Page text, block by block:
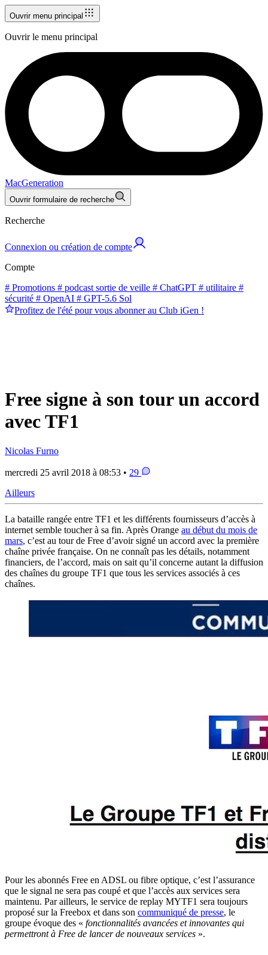
Ouvrir menu principal
Ouvrir le menu principal
MacGeneration
Ouvrir formulaire de recherche
Recherche
Connexion ou création de compte
Compte
# Promotions # podcast sortie de veille # ChatGPT # utilitaire #
sécurité # OpenAI # GPT-5.6 Sol
Profitez de l'été pour vous abonner au Club iGen !
Free signe à son tour un accord
avec TF1
Nicolas Furno
mercredi 25 avril 2018 à 08:53 • 29
Ailleurs
La bataille rangée entre TF1 et les différents fournisseurs d’accès à
internet semble toucher à sa fin. Après Orange au début du mois de
mars, c’est au tour de Free d’avoir signé un accord avec la première
chaîne privée française. On ne connaît pas les détails, notamment
financiers, de l’accord, mais on sait qu’il concerne autant la diffusion
des chaînes du groupe TF1 que tous les services associés à ces
chaînes.
Pour les abonnés Free en ADSL ou fibre optique, c’est l’assurance
que le signal ne sera pas coupé et que l’accès aux services sera
maintenu. Par ailleurs, le service de replay MYTF1 sera toujours
proposé sur la Freebox et dans son communiqué de presse, le
groupe évoque des « fonctionnalités avancées et innovantes qui
permettront à Free de lancer de nouveaux services ».